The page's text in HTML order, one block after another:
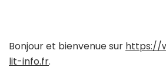
Bonjour et bienvenue sur https://
lit-info.fr.